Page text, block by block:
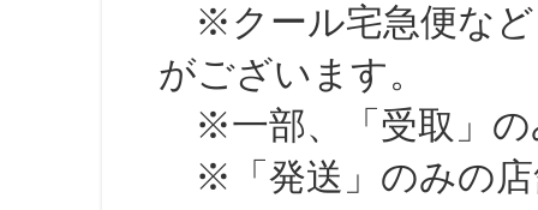
※クール宅急便など
がございます。
※一部、「受取」の
※「発送」のみの店